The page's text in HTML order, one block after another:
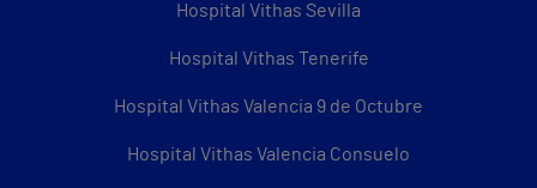
Hospital Vithas Sevilla
Hospital Vithas Tenerife
Hospital Vithas Valencia 9 de Octubre
Hospital Vithas Valencia Consuelo